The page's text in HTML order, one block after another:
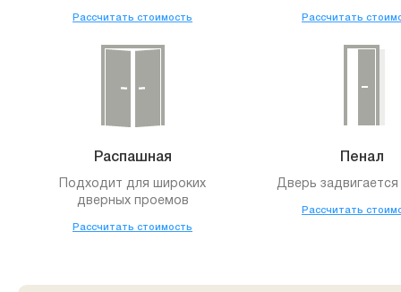
Рассчитать стоимость Рассчитать
Распашная
Подходит для широких
дверных проемов
Рассчитать стоимость
Пенал
Дверь задвигается
Рассчитать